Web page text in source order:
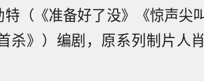
特（《准备好了没》《惊声尖
杀》）编剧，原系列制片人